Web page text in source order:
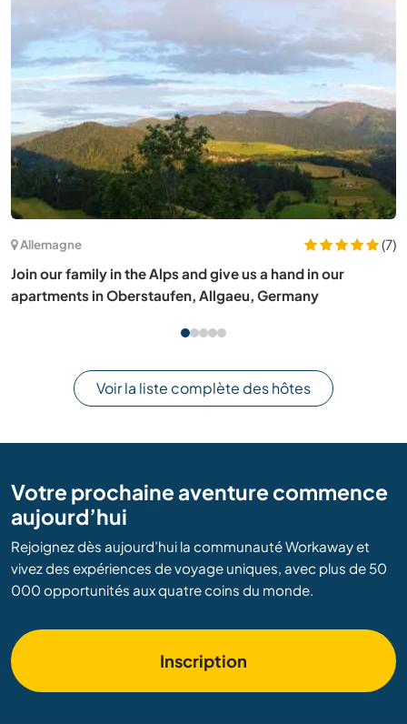
Malawi
Join our local youth led organisation based in Mzuzu,
Malawi
Voir la liste complète des hôtes
Votre prochaine aventure commence
aujourd’hui
Rejoignez dès aujourd’hui la communauté Workaway et
vivez des expériences de voyage uniques, avec plus de 50
000 opportunités aux quatre coins du monde.
Inscription